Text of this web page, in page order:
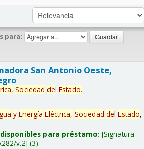
para:
San Antonio Oeste,
Sociedad del Estado.
y Energía Eléctrica, Sociedad del Estado,
para préstamo: Signatura
v.2 (3).